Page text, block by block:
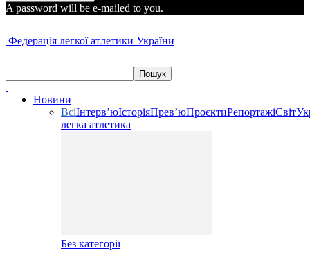
A password will be e-mailed to you.
Федерація легкої атлетики України
Новини
ВсіІнтерв’юІсторіяПрев’юПроєктиРепортажіСвіт
легка атлетика
Без категорії